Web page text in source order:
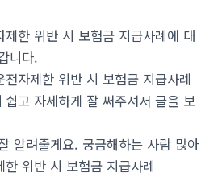
제한 위반 시 보험금 지급사례에 대
니다.
자제한 위반 시 보험금 지급사례
고 자세하게 잘 써주셔서 글을 보
알려줄게요. 궁금해하는 사람 많아
위반 시 보험금 지급사례